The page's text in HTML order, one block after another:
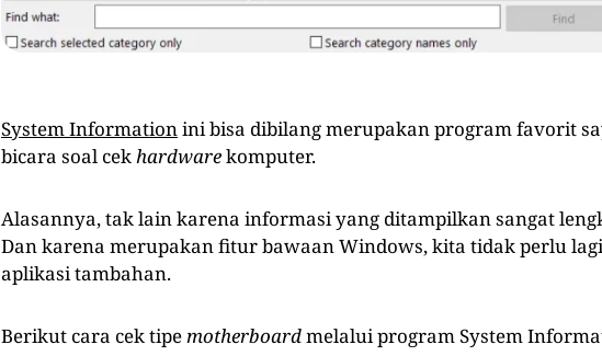
System Informationini bisa dibilang merupakan program favorit
bicara soal cekhardwarekomputer.
Alasannya, tak lain karena informasi yang ditampilkan sangat
Dan karena merupakan fitur bawaan Windows, kita tidak perlu
aplikasi tambahan.
Berikut cara cek tipemotherboardmelalui program System